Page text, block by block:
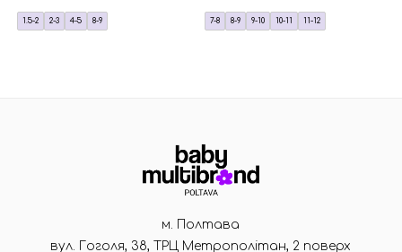
1.5-2 2-3 4-5 8-9 7-8 8-9 9-10 10-11 11-12
м. Полтава
вул. Гоголя, 38, ТРЦ Метрополітан, 2 поверх